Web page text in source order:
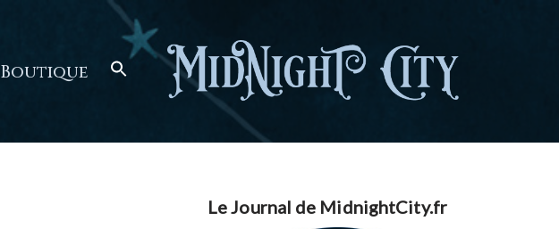
Boutique
Le Journal de MidnightCity.fr